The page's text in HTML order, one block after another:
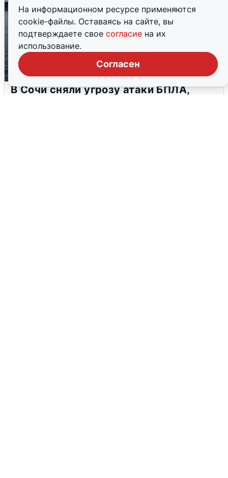
На информационном ресурсе применяются
cookie-файлы. Оставаясь на сайте, вы
подтверждаете свое согласие на их
использование.
Согласен
В Сочи сняли угрозу атаки БПЛА,